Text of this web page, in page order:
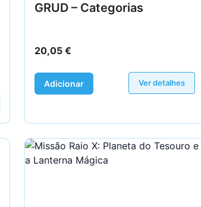
GRUD – Categorias
20,05 €
Adicionar Ver detalhes